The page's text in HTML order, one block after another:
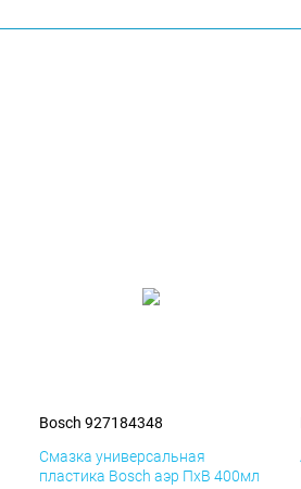
Bosch 927184348
Смазка универсальная
пластика Bosch аэр ПхВ 400мл